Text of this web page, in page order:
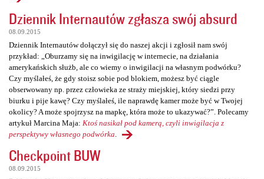
Dziennik Internautów zgłasza swój absurd
08.09.2015
Dziennik Internautów dołączył się do naszej akcji i zgłosił nam swój
przykład: „Oburzamy się na inwigilację w internecie, na działania
amerykańskich służb, ale co wiemy o inwigilacji na własnym podwórku?
Czy myślałeś, że gdy stoisz sobie pod blokiem, możesz być ciągle
obserwowany np. przez człowieka ze straży miejskiej, który siedzi przy
biurku i pije kawę? Czy myślałeś, ile naprawdę kamer może być w Twojej
okolicy? A może spojrzysz na mapkę, która może to ukazywać?”. Polecamy
artykuł Marcina Maja: Ktoś nasikał pod kamerą, czyli inwigilacja z
perspektywy własnego podwórka
Checkpoint BUW
08.09.2015